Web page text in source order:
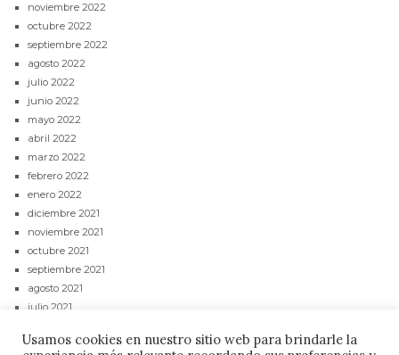
noviembre 2022
octubre 2022
septiembre 2022
agosto 2022
julio 2022
junio 2022
mayo 2022
abril 2022
marzo 2022
febrero 2022
enero 2022
diciembre 2021
noviembre 2021
octubre 2021
septiembre 2021
agosto 2021
julio 2021
mayo 2021
Usamos cookies en nuestro sitio web para brindarle la